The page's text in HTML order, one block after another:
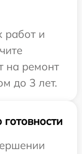
работ и
на ремонт
до 3 лет.